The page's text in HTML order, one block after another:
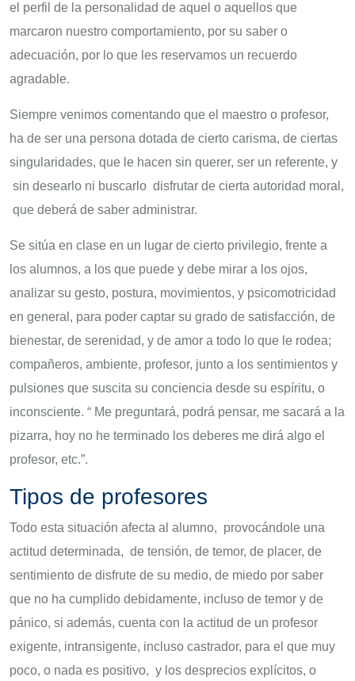
el perfil de la personalidad de aquel o aquellos que
marcaron nuestro comportamiento, por su saber o
adecuación, por lo que les reservamos un recuerdo
agradable.
Siempre venimos comentando que el maestro o profesor,
ha de ser una persona dotada de cierto carisma, de ciertas
singularidades, que le hacen sin querer, ser un referente, y
sin desearlo ni buscarlo disfrutar de cierta autoridad moral,
que deberá de saber administrar.
Se sitúa en clase en un lugar de cierto privilegio, frente a
los alumnos, a los que puede y debe mirar a los ojos,
analizar su gesto, postura, movimientos, y psicomotricidad
en general, para poder captar su grado de satisfacción, de
bienestar, de serenidad, y de amor a todo lo que le rodea;
compañeros, ambiente, profesor, junto a los sentimientos y
pulsiones que suscita su conciencia desde su espíritu, o
inconsciente. “ Me preguntará, podrá pensar, me sacará a la
pizarra, hoy no he terminado los deberes me dirá algo el
profesor, etc.”.
Tipos de profesores
Todo esta situación afecta al alumno, provocándole una
actitud determinada, de tensión, de temor, de placer, de
sentimiento de disfrute de su medio, de miedo por saber
que no ha cumplido debidamente, incluso de temor y de
pánico, si además, cuenta con la actitud de un profesor
exigente, intransigente, incluso castrador, para el que muy
poco, o nada es positivo, y los desprecios explícitos, o